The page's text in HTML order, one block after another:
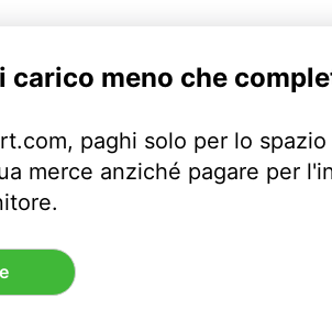
carico meno che
paghi solo per lo spazio
merce anziché pagare per